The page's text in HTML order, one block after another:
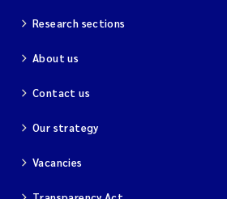
Research sections
About us
Contact us
Our strategy
Vacancies